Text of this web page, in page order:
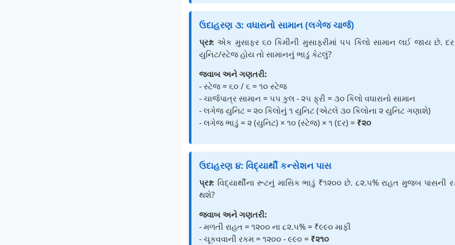
ઉદાહરણ ૩: વધારાનો સામાન (લગેજ ચાર્જ)
પ્રશ્ન: એક મુસાફર ૬૦ કિમીની મુસાફરીમાં ૫૫ કિલો સામાન લઈ જાય છે. દર
યુનિટ/સ્ટેજ હોય તો સામાનનું ભાડું કેટલું?
જવાબ અને ગણતરી:
- સ્ટેજ = ૬૦ / ૬ = ૧૦ સ્ટેજ
- ચાર્જપાત્ર સામાન = ૫૫ કુલ - ૨૫ ફ્રી = ૩૦ કિલો વધારાનો સામાન
- લગેજ યુનિટ = ૨૦ કિલોનું ૧ યુનિટ (એટલે ૩૦ કિલોના ૨ યુનિટ ગણાશે)
- લગેજ ભાડું = ૨ (યુનિટ) × ૧૦ (સ્ટેજ) × ૧ (દર) = ₹૨૦
ઉદાહરણ ૪: વિદ્યાર્થી કન્સેશન પાસ
પ્રશ્ન: વિદ્યાર્થીના રૂટનું માસિક ભાડું ₹૧૨૦૦ છે. ૮૨.૫% રાહત મુજબ પાસની
થશે?
જવાબ અને ગણતરી:
- મળતી રાહત = ૧૨૦૦ ના ૮૨.૫% = ₹૯૯૦ માફી
- ચૂકવવાની રકમ = ૧૨૦૦ - ૯૯૦ = ₹૨૧૦